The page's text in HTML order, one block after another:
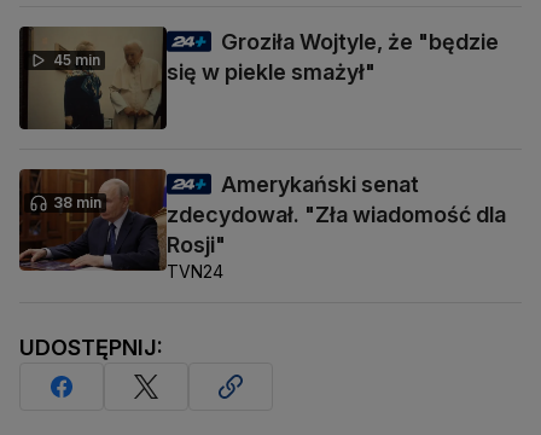
45 min
Groziła Wojtyle, że "będzie
się w piekle smażył"
38 min
Amerykański senat
zdecydował. "Zła wiadomość dla
Rosji"
TVN24
UDOSTĘPNIJ: